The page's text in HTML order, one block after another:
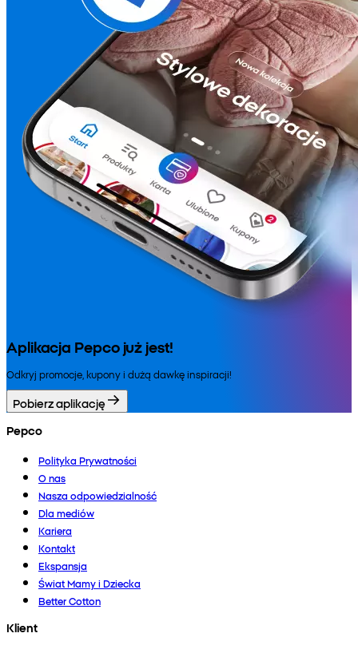
Aplikacja Pepco już jest!
Odkryj promocje, kupony i dużą dawkę inspiracji!
Pobierz aplikację
Pepco
Polityka Prywatności
O nas
Nasza odpowiedzialność
Dla mediów
Kariera
Kontakt
Ekspansja
Świat Mamy i Dziecka
Better Cotton
Klient